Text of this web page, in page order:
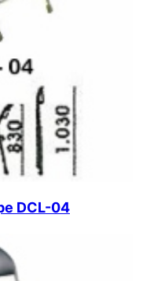
DCL-04